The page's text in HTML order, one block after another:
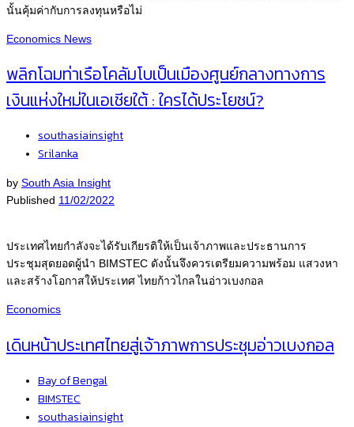
นั้นคุ้มค่ากับการลงทุนหรือไม่
Economics News
พลิกโฉมท่าเรือโคลัมโบเป็นเมืองศูนย์กลางทางการ
เงินแห่งใหม่ในเอเชียใต้ : ใครได้ประโยชน์?
southasiainsight
Srilanka
by South Asia Insight
Published 11/02/2022
ประเทศไทยกำลังจะได้รับเกียรติให้เป็นเจ้าภาพและประธานการ
ประชุมสุดยอดผู้นำ BIMSTEC ดังนั้นจึงควรเตรียมความพร้อม แสวงหา
และสร้างโอกาสให้ประเทศ ไทยก้าวไกลในอ่าวเบงกอล
Economics
เดินหน้าประเทศไทยสู่เจ้าภาพการประชุมอ่าวเบงกอล
Bay of Bengal
BIMSTEC
southasiainsight